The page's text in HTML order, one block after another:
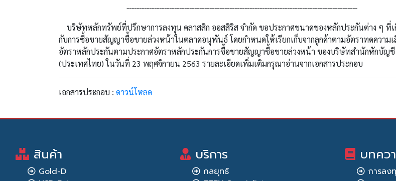
--------------------------------------------------------------------------------------------
บริษัทหลักทรัพย์ที่ปรึกษาการลงทุน คลาสสิก ออสสิริส จำกัด ขอประกาศขนาดของหลักประกันต่าง ๆ ที่เ
กับการซื้อขายสัญญาซื้อขายล่วงหน้าในตลาดอนุพันธ์ โดยกำหนดให้เรียกเก็บจากลูกค้าตามอัตราทดความเ
อัตราหลักประกันตามประกาศอัตราหลักประกันการซื้อขายสัญญาซื้อขายล่วงหน้า ของบริษัทสำนักหักบัญชี
(ประเทศไทย) ในวันที่ 23 พฤศจิกายน 2563 รายละเอียดเพิ่มเติมกรุณาอ่านจากเอกสารประกอบ
เอกสารประกอบ : ดาวน์โหลด
สินค้า
Gold-D
บริการ
กลยุทธ์
บทคว
การลง